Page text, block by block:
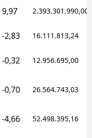
9,97 2.393.301.990,00
-2,83 16.111.813,24
-0,32 12.956.695,00
-0,70 26.564.743,03
-4,66 52.498.395,16